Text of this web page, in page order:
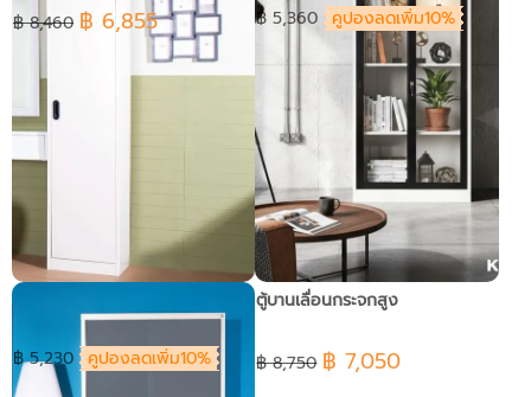
฿ 8,460 ฿ 6,855 ฿ 5,360 คูปองลดเพิ่ม10%
฿ 5,230 คูปองลดเพิ่ม10%
ตู้บานเลื่อนกระจกสูง
฿ 8,750 ฿ 7,050